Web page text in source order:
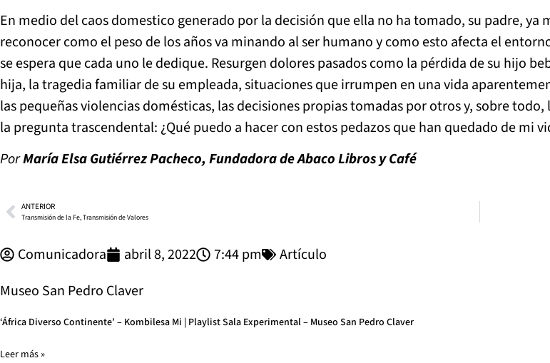
En medio del caos domestico generado por la decisión que ella no ha tomado, su padre,
reconocer como el peso de los años va minando al ser humano y como esto afecta el
se espera que cada uno le dedique. Resurgen dolores pasados como la pérdida de su hijo
hija, la tragedia familiar de su empleada, situaciones que irrumpen en una vida
las pequeñas violencias domésticas, las decisiones propias tomadas por otros y, sobre
la pregunta trascendental: ¿Qué puedo a hacer con estos pedazos que han quedado de mi
PorMaría Elsa Gutiérrez Pacheco, Fundadora de Abaco Libros y Café
ANTERIOR
Transmisión de la Fe, Transmisión de Valores
Comunicadora abril 8, 2022 7:44 pm
Artículo
Museo San Pedro Claver
‘África Diverso Continente’ – Kombilesa Mi | Playlist Sala Experimental – Museo San Pedro Claver
Leer más »